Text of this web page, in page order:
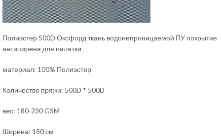
Полиэстер 500D Оксфорд ткань водонепроницаемой ПУ покрытие
антипирена для палатки
материал: 100% Полиэстер
Количество пряжи: 500D * 500D
вес: 180-230 GSM
Ширина: 150 см